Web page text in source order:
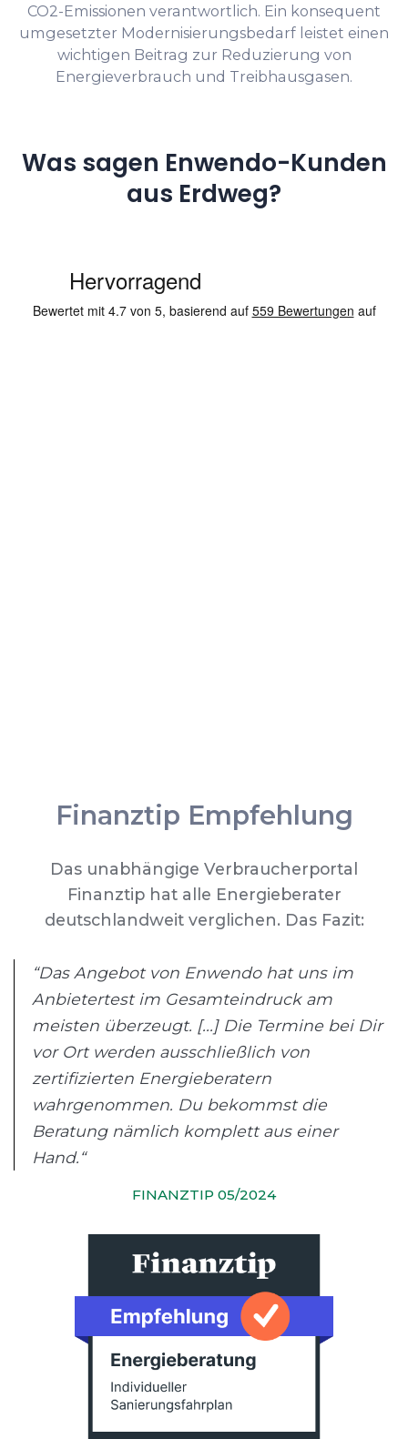
CO2-Emissionen verantwortlich. Ein konsequent
umgesetzter Modernisierungsbedarf leistet einen
wichtigen Beitrag zur Reduzierung von
Energieverbrauch und Treibhausgasen.
Was sagen Enwendo-Kunden
aus Erdweg?
Finanztip Empfehlung
Das unabhängige Verbraucherportal
Finanztip hat alle Energieberater
deutschlandweit verglichen. Das Fazit:
“Das Angebot von Enwendo hat uns im
Anbietertest im Gesamteindruck am
meisten überzeugt. [...] Die Termine bei Dir
vor Ort werden ausschließlich von
zertifizierten Energieberatern
wahrgenommen. Du bekommst die
Beratung nämlich komplett aus einer
Hand.“
FINANZTIP 05/2024